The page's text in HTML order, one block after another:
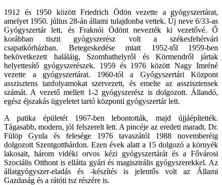
1912 és 1950 között Friedrich Ödön vezette a gyógyszertárat,
amelyet 1950. július 28-án állami tulajdonba vettek. Új neve 6/33-as
Gyógyszertár lett, és Fraknói Ödönt nevezték ki vezetővé. Ő
korábban tiszti gyógyszerész volt a székesfehérvári
csapatkórházban. Betegeskedése miatt 1952-től 1959-ben
bekövetkezett haláláig, Szombathelyről és Körmendről jártak
helyettesítő gyógyszerészek. 1959 és 1976 között Nagy Imréné
vezette a gyógyszertárat. 1960-tól a Gyógyszertári Központ
asszisztens tanfolyamokat szervezett, és emelte az asszisztensek
számát. A vezető mellett 1-2 gyógyszerész is dolgozott. Állandó,
egész éjszakás ügyeletet tartó központi gyógyszertár lett.
A patika épületét 1967-ben lebontották, majd újjáépítették.
Tágasabb, modern, jól felszerelt lett. A pincéje az eredeti maradt. Dr.
Fülöp Gyula és felesége 1976 tavaszától 1988 novemberéig
dolgozott Szentgotthárdon. Ezen évek alatt a 15 dolgozó a környék
lakosait, három vidéki orvos kézi gyógyszertárát és a Fővárosi
Szociális Otthont is ellátta gyári és magisztrális gyógyszerekkel. Az
állatgyógyszer-eladás és -készítés is jelentős volt az Állami
Gazdaság és a rátóti tsz részére is.